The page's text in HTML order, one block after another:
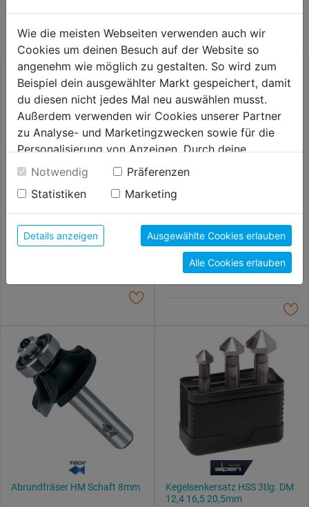
KATEGORIE
Schaft 6mm
58,99€
Abrundfräser HM Schaft 8mm
Kegelsenkersatz HSS 3tlg. DM
12,4 16,5 20,5mm
Wie die meisten Webseiten verwenden auch wir
Cookies um deinen Besuch auf der Website so
angenehm wie möglich zu gestalten. So wird zum
Beispiel dein ausgewählter Markt gespeichert, damit
du diesen nicht jedes Mal neu auswählen musst.
Außerdem verwenden wir Cookies unserer Partner
zu Analyse- und Marketingzwecken sowie für die
Personalisierung von Anzeigen. Durch deine
Einwilligung werden die Daten von Drittanbieter,
unter anderem auch in den USA, verarbeitet.
Durch Klick auf "Alle Cookies erlauben" stimmst du
der Verwendung aller Cookies zu. Unter "Details
anzeigen" findest du alle Infos zu den
unterschiedlichen Cookies, unter "Cookies
Konfigurieren" kannst du auswählen, welche Cookies
du zulassen möchtest und welche nicht.
Weitere Informationen findest du in unserer
Notwendig
Präferenzen
Statistiken
Marketing
Details anzeigen Ausgewählte Cookies erlauben
Alle Cookies erlauben